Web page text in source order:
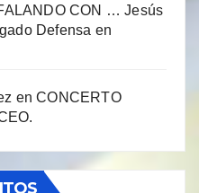
CON … Jesús
Defensa en
enCONCERTO